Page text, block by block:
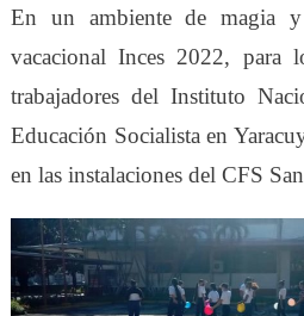
En un ambiente de magia
vacacional Inces 2022,
trabajadores del Instituto
Educación Socialista en
en las instalaciones del CFS